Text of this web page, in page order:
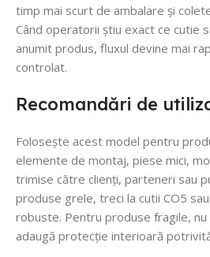
timp mai scurt de ambalare și
Când operatorii știu exact ce cutie
anumit produs, fluxul devine mai
controlat.
Recomandări de
Folosește acest model pentru
elemente de montaj, piese mici,
trimise către clienți, parteneri sau
produse grele, treci la cutii CO5
robuste. Pentru produse fragile,
adaugă protecție interioară